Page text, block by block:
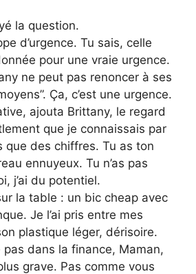
la question.
d’urgence. Tu sais, celle
pour une vraie urgence.
ne peut pas renoncer à ses
Ça, c’est une urgence.
ajouta Brittany, le regard
que je connaissais par
que des chiffres. Tu as ton
ennuyeux. Tu n’as pas
j’ai du potentiel.
la table : un bic cheap avec
Je l’ai pris entre mes
plastique léger, dérisoire.
dans la finance, Maman,
grave. Pas comme vous